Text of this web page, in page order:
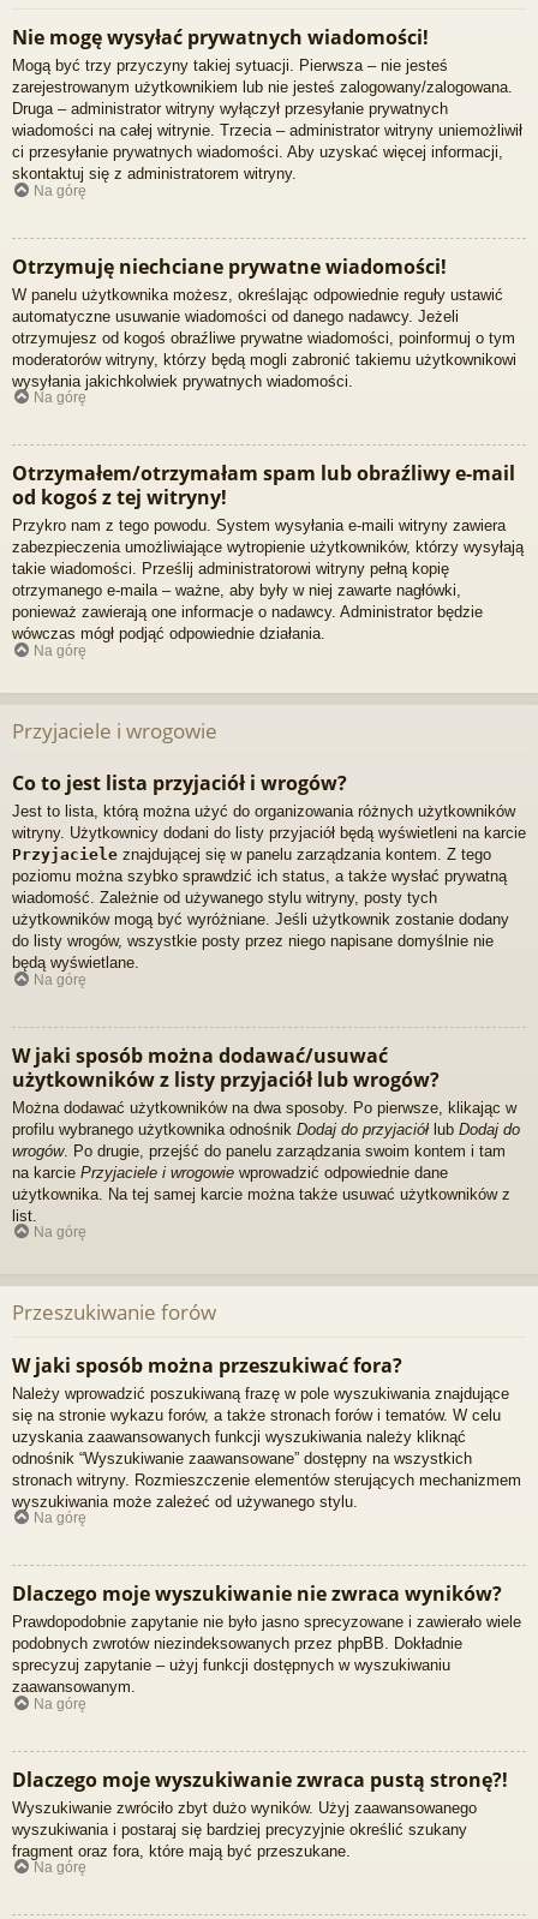
Nie mogę wysyłać prywatnych wiadomości!
Mogą być trzy przyczyny takiej sytuacji. Pierwsza – nie jesteś
zarejestrowanym użytkownikiem lub nie jesteś zalogowany/zalogowana.
Druga – administrator witryny wyłączył przesyłanie prywatnych
wiadomości na całej witrynie. Trzecia – administrator witryny uniemożliwił
ci przesyłanie prywatnych wiadomości. Aby uzyskać więcej informacji,
skontaktuj się z administratorem witryny.
Na górę
Otrzymuję niechciane prywatne wiadomości!
W panelu użytkownika możesz, określając odpowiednie reguły ustawić
automatyczne usuwanie wiadomości od danego nadawcy. Jeżeli
otrzymujesz od kogoś obraźliwe prywatne wiadomości, poinformuj o tym
moderatorów witryny, którzy będą mogli zabronić takiemu użytkownikowi
wysyłania jakichkolwiek prywatnych wiadomości.
Na górę
Otrzymałem/otrzymałam spam lub obraźliwy e-mail
od kogoś z tej witryny!
Przykro nam z tego powodu. System wysyłania e-maili witryny zawiera
zabezpieczenia umożliwiające wytropienie użytkowników, którzy wysyłają
takie wiadomości. Prześlij administratorowi witryny pełną kopię
otrzymanego e-maila – ważne, aby były w niej zawarte nagłówki,
ponieważ zawierają one informacje o nadawcy. Administrator będzie
wówczas mógł podjąć odpowiednie działania.
Na górę
Przyjaciele i wrogowie
Co to jest lista przyjaciół i wrogów?
Jest to lista, którą można użyć do organizowania różnych użytkowników
witryny. Użytkownicy dodani do listy przyjaciół będą wyświetleni na karcie
Przyjaciele znajdującej się w panelu zarządzania kontem. Z tego
poziomu można szybko sprawdzić ich status, a także wysłać prywatną
wiadomość. Zależnie od używanego stylu witryny, posty tych
użytkowników mogą być wyróżniane. Jeśli użytkownik zostanie dodany
do listy wrogów, wszystkie posty przez niego napisane domyślnie nie
będą wyświetlane.
Na górę
W jaki sposób można dodawać/usuwać
użytkowników z listy przyjaciół lub wrogów?
Można dodawać użytkowników na dwa sposoby. Po pierwsze, klikając w
profilu wybranego użytkownika odnośnik Dodaj do przyjaciół lub Dodaj do
wrogów. Po drugie, przejść do panelu zarządzania swoim kontem i tam
na karcie Przyjaciele i wrogowie wprowadzić odpowiednie dane
użytkownika. Na tej samej karcie można także usuwać użytkowników z
list.
Na górę
Przeszukiwanie forów
W jaki sposób można przeszukiwać fora?
Należy wprowadzić poszukiwaną frazę w pole wyszukiwania znajdujące
się na stronie wykazu forów, a także stronach forów i tematów. W celu
uzyskania zaawansowanych funkcji wyszukiwania należy kliknąć
odnośnik “Wyszukiwanie zaawansowane” dostępny na wszystkich
stronach witryny. Rozmieszczenie elementów sterujących mechanizmem
wyszukiwania może zależeć od używanego stylu.
Na górę
Dlaczego moje wyszukiwanie nie zwraca wyników?
Prawdopodobnie zapytanie nie było jasno sprecyzowane i zawierało wiele
podobnych zwrotów niezindeksowanych przez phpBB. Dokładnie
sprecyzuj zapytanie – użyj funkcji dostępnych w wyszukiwaniu
zaawansowanym.
Na górę
Dlaczego moje wyszukiwanie zwraca pustą stronę?!
Wyszukiwanie zwróciło zbyt dużo wyników. Użyj zaawansowanego
wyszukiwania i postaraj się bardziej precyzyjnie określić szukany
fragment oraz fora, które mają być przeszukane.
Na górę